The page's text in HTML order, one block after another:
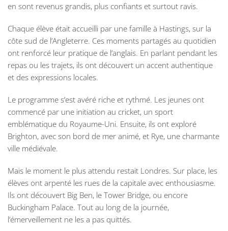
en sont revenus grandis, plus confiants et surtout ravis.
Chaque élève était accueilli par une famille à Hastings, sur la
côte sud de l’Angleterre. Ces moments partagés au quotidien
ont renforcé leur pratique de l’anglais. En parlant pendant les
repas ou les trajets, ils ont découvert un accent authentique
et des expressions locales.
Le programme s’est avéré riche et rythmé. Les jeunes ont
commencé par une initiation au cricket, un sport
emblématique du Royaume-Uni. Ensuite, ils ont exploré
Brighton, avec son bord de mer animé, et Rye, une charmante
ville médiévale.
Mais le moment le plus attendu restait Londres. Sur place, les
élèves ont arpenté les rues de la capitale avec enthousiasme.
Ils ont découvert Big Ben, le Tower Bridge, ou encore
Buckingham Palace. Tout au long de la journée,
l’émerveillement ne les a pas quittés.